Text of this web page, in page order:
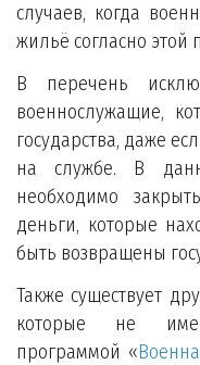
случаев, когда
жильё согласно этой
В перечень
военнослужащие,
государства, даже
на службе. В
необходимо
деньги, которые
быть возвращены
Также существует
которые не
программой «